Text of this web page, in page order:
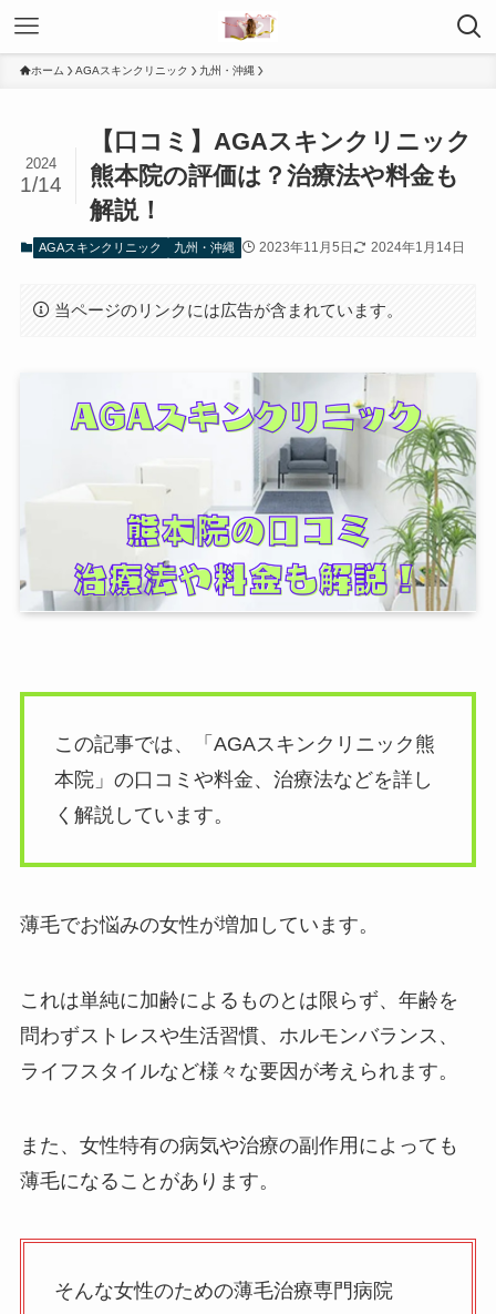
ホーム AGAスキンクリニック 九州・沖縄
【口コミ】AGAスキンクリニック
熊本院の評価は？治療法や料金も
解説！
2024
1/14
AGAスキンクリニック 九州・沖縄 2023年11月5日 2024年1月14日
当ページのリンクには広告が含まれています。
この記事では、「AGAスキンクリニック熊
本院」の口コミや料金、治療法などを詳し
く解説しています。
薄毛でお悩みの女性が増加しています。
これは単純に加齢によるものとは限らず、年齢を
問わずストレスや生活習慣、ホルモンバランス、
ライフスタイルなど様々な要因が考えられます。
また、女性特有の病気や治療の副作用によっても
薄毛になることがあります。
そんな女性のための薄毛治療専門病院